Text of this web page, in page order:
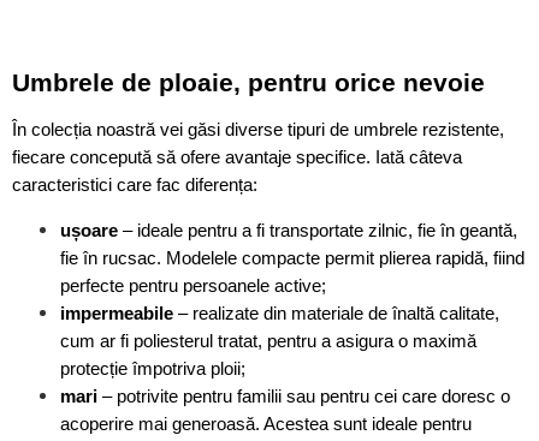
Umbrele de ploaie, pentru orice nevoie
În colecția noastră vei găsi diverse tipuri de umbrele rezistente,
fiecare concepută să ofere avantaje specifice. Iată câteva
caracteristici care fac diferența:
ușoare – ideale pentru a fi transportate zilnic, fie în geantă,
fie în rucsac. Modelele compacte permit plierea rapidă, fiind
perfecte pentru persoanele active;
impermeabile – realizate din materiale de înaltă calitate,
cum ar fi poliesterul tratat, pentru a asigura o maximă
protecție împotriva ploii;
mari – potrivite pentru familii sau pentru cei care doresc o
acoperire mai generoasă. Acestea sunt ideale pentru